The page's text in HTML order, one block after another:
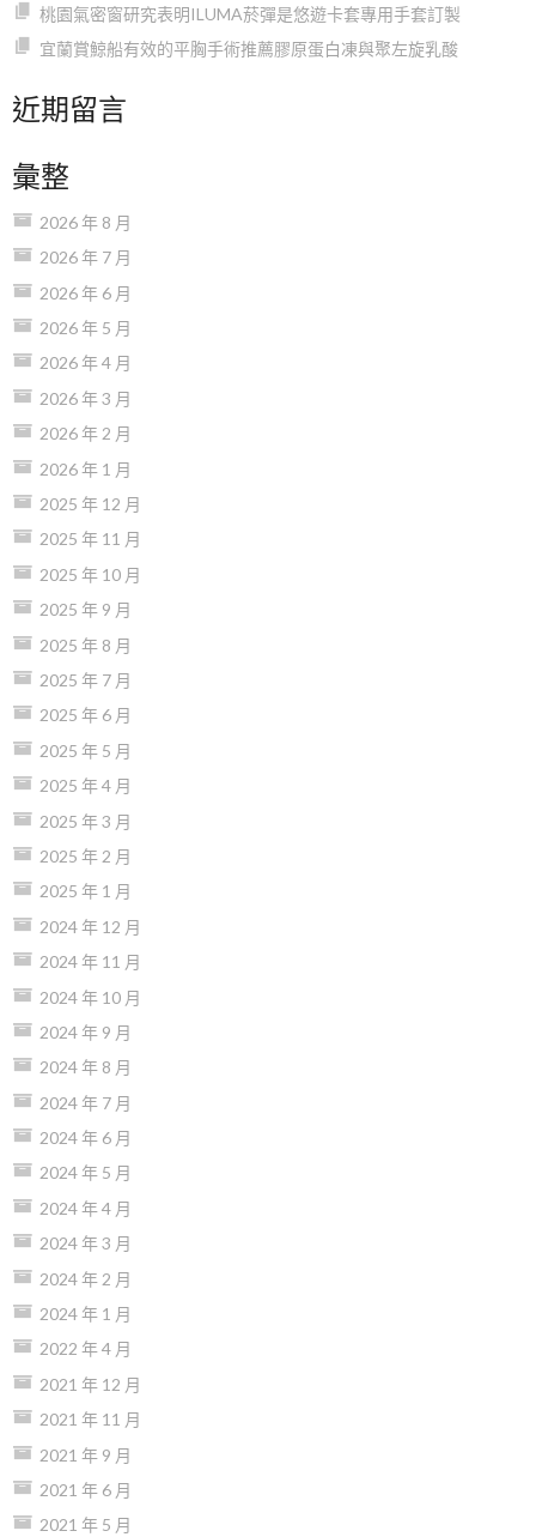
桃園氣密窗研究表明ILUMA菸彈是悠遊卡套專用手套訂製
宜蘭賞鯨船有效的平胸手術推薦膠原蛋白凍與聚左旋乳酸
近期留言
彙整
2026 年 8 月
2026 年 7 月
2026 年 6 月
2026 年 5 月
2026 年 4 月
2026 年 3 月
2026 年 2 月
2026 年 1 月
2025 年 12 月
2025 年 11 月
2025 年 10 月
2025 年 9 月
2025 年 8 月
2025 年 7 月
2025 年 6 月
2025 年 5 月
2025 年 4 月
2025 年 3 月
2025 年 2 月
2025 年 1 月
2024 年 12 月
2024 年 11 月
2024 年 10 月
2024 年 9 月
2024 年 8 月
2024 年 7 月
2024 年 6 月
2024 年 5 月
2024 年 4 月
2024 年 3 月
2024 年 2 月
2024 年 1 月
2022 年 4 月
2021 年 12 月
2021 年 11 月
2021 年 9 月
2021 年 6 月
2021 年 5 月